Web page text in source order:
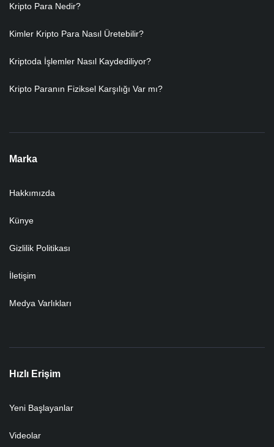
Kripto Para Nedir?
Kimler Kripto Para Nasıl Üretebilir?
Kriptoda İşlemler Nasıl Kaydediliyor?
Kripto Paranın Fiziksel Karşılığı Var mı?
Marka
Hakkımızda
Künye
Gizlilik Politikası
İletişim
Medya Varlıkları
Hızlı Erişim
Yeni Başlayanlar
Videolar